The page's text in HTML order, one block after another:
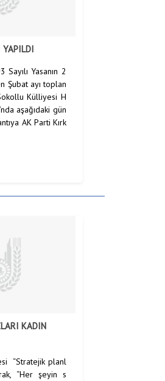
YAPILDI
Yasanın 2
Şubat ayı toplan
Külliyesi H
aşağıdaki gün
AK Parti Kırk
KADIN
“Stratejik planl
“Her şeyin s